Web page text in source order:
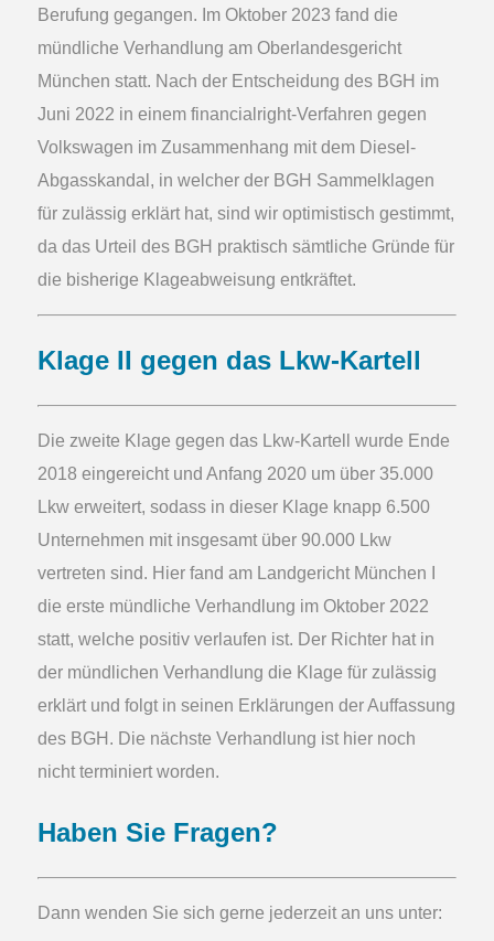
Berufung gegangen. Im Oktober 2023 fand die
mündliche Verhandlung am Oberlandesgericht
München statt. Nach der Entscheidung des BGH im
Juni 2022 in einem financialright-Verfahren gegen
Volkswagen im Zusammenhang mit dem Diesel-
Abgasskandal, in welcher der BGH Sammelklagen
für zulässig erklärt hat, sind wir optimistisch gestimmt,
da das Urteil des BGH praktisch sämtliche Gründe für
die bisherige Klageabweisung entkräftet.
Klage II gegen das Lkw-Kartell
Die zweite Klage gegen das Lkw-Kartell wurde Ende
2018 eingereicht und Anfang 2020 um über 35.000
Lkw erweitert, sodass in dieser Klage knapp 6.500
Unternehmen mit insgesamt über 90.000 Lkw
vertreten sind. Hier fand am Landgericht München I
die erste mündliche Verhandlung im Oktober 2022
statt, welche positiv verlaufen ist. Der Richter hat in
der mündlichen Verhandlung die Klage für zulässig
erklärt und folgt in seinen Erklärungen der Auffassung
des BGH. Die nächste Verhandlung ist hier noch
nicht terminiert worden.
Haben Sie Fragen?
Dann wenden Sie sich gerne jederzeit an uns unter: